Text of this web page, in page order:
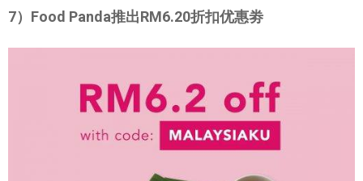
7）Food Panda推出RM6.20折扣优惠劵